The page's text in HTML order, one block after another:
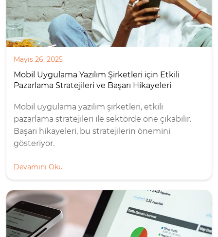
Mayıs 26, 2025
Mobil Uygulama Yazılım Şirketleri için Etkili
Pazarlama Stratejileri ve Başarı Hikayeleri
Mobil uygulama yazılım şirketleri, etkili
pazarlama stratejileri ile sektörde öne çıkabilir.
Başarı hikayeleri, bu stratejilerin önemini
gösteriyor.
Devamını Oku